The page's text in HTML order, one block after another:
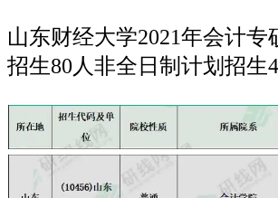
山东财经大学2021年会计专
招生80人非全日制计划招生